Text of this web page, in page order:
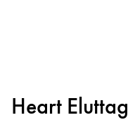
Heart Eluttag